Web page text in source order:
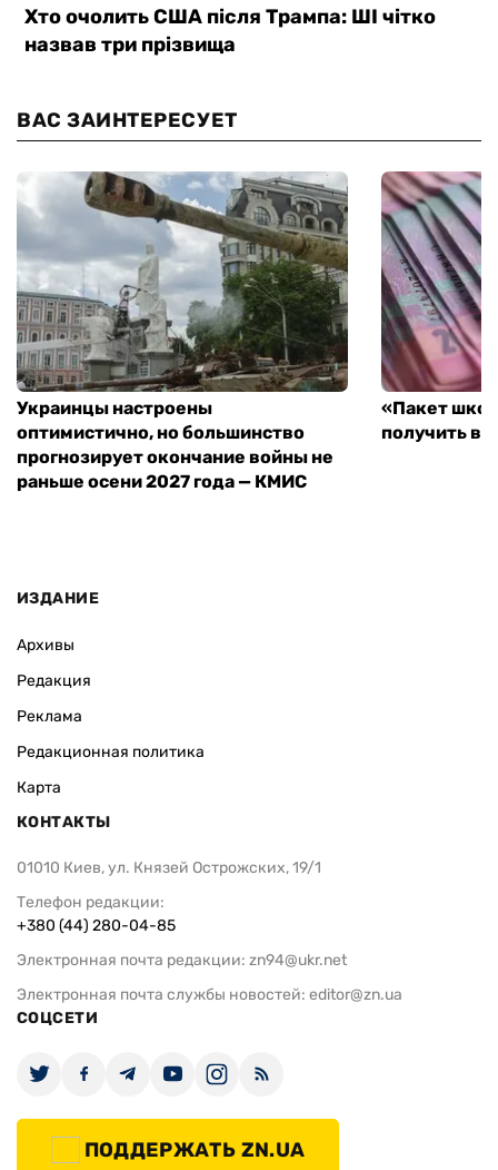
ВАС ЗАИНТЕРЕСУЕТ
Украинцы настроены
оптимистично, но большинство
прогнозирует окончание войны не
раньше осени 2027 года — КМИС
«Пакет
получить
ИЗДАНИЕ
Архивы
Редакция
Реклама
Редакционная политика
Карта
КОНТАКТЫ
01010 Киев, ул. Князей Острожских, 19/1
Телефон редакции:
+380 (44) 280-04-85
Электронная почта редакции: zn94@ukr.net
Электронная почта службы новостей: editor@zn.ua
СОЦСЕТИ
ПОДДЕРЖАТЬ ZN.UA